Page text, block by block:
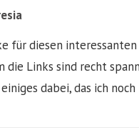
für diesen interessanten
die Links sind recht
einiges dabei, das ich